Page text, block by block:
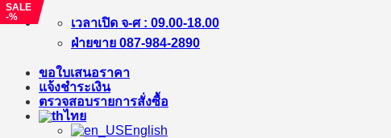
ข้าม
เนื้อหา
เวลาเปิด จ-ศ : 09.00-18.00
ฝ่ายขาย 087-984-2890
ขอใบเสนอราคา
แจ้งชำระเงิน
ตรวจสอบรายการสั่งซื้อ
ไทย
English
SALE
-%